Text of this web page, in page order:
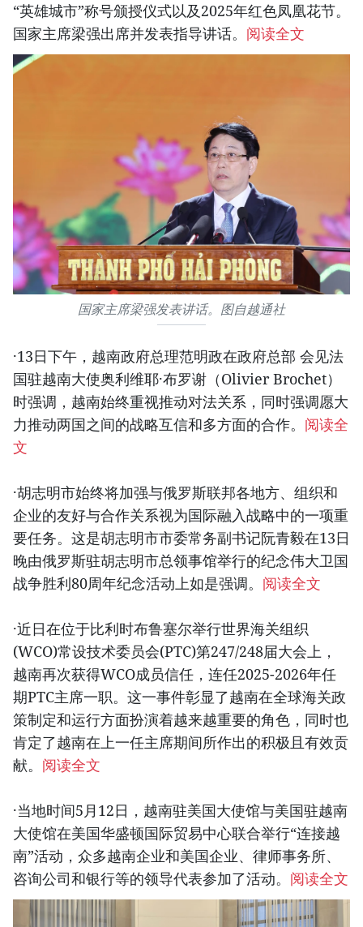
“英雄城市”称号颁授仪式以及2025年红色凤凰花节。
国家主席梁强出席并发表指导讲话。 阅读全文
国家主席梁强发表讲话。图自越通社
·13日下午，越南政府总理范明政在政府总部 会见法
国驻越南大使奥利维耶·布罗谢（Olivier Brochet）
时强调，越南始终重视推动对法关系，同时强调愿大
力推动两国之间的战略互信和多方面的合作。 阅读全
文
·胡志明市始终将加强与俄罗斯联邦各地方、组织和
企业的友好与合作关系视为国际融入战略中的一项重
要任务。这是胡志明市市委常务副书记阮青毅在13日
晚由俄罗斯驻胡志明市总领事馆举行的纪念伟大卫国
战争胜利80周年纪念活动上如是强调。 阅读全文
·近日在位于比利时布鲁塞尔举行世界海关组织
(WCO)常设技术委员会(PTC)第247/248届大会上，
越南再次获得WCO成员信任，连任2025-2026年任
期PTC主席一职。这一事件彰显了越南在全球海关政
策制定和运行方面扮演着越来越重要的角色，同时也
肯定了越南在上一任主席期间所作出的积极且有效贡
献。 阅读全文
·当地时间5月12日，越南驻美国大使馆与美国驻越南
大使馆在美国华盛顿国际贸易中心联合举行“连接越
南”活动，众多越南企业和美国企业、律师事务所、
咨询公司和银行等的领导代表参加了活动。 阅读全文